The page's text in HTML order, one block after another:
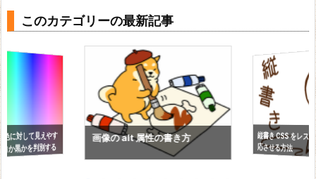
このカテゴリーの最新記事
に対して見えやす
か黒かを判別する
画像の alt 属性の書き方 縦書き CSS をレス
応させる方法